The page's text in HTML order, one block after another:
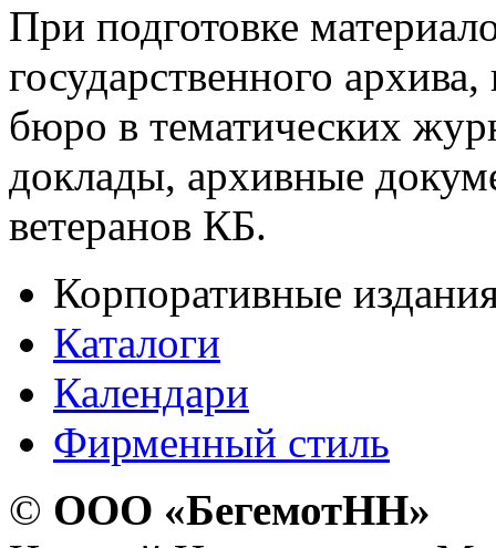
При подготовке
государственного
бюро в тематических
доклады, архивные
ветеранов КБ.
Корпоративные
Каталоги
Календари
Фирменный стиль
© ООО «БегемотНН»